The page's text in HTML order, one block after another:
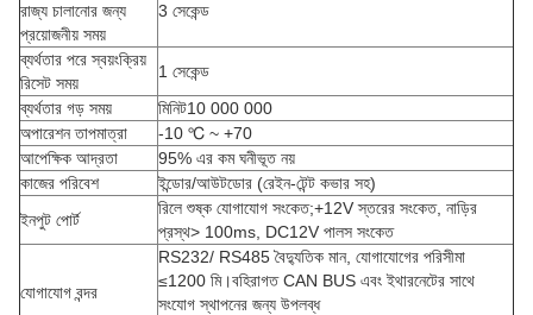
রাজ্য চালানোর জন্য
প্রয়োজনীয় সময়
3 সেকেন্ড
ব্যর্থতার পরে স্বয়ংক্রিয়
রিসেট সময়
1 সেকেন্ড
ব্যর্থতার গড় সময়
মিনিট10 000 000
অপারেশন তাপমাত্রা
-10 ℃ ~ +70
আপেক্ষিক আদ্রতা
95% এর কম ঘনীভূত নয়
কাজের পরিবেশ
ইন্ডোর/আউটডোর (রেইন-টেন্ট কভার সহ)
ইনপুট পোর্ট
রিলে শুষ্ক যোগাযোগ সংকেত;+12V স্তরের সংকেত, নাড়ির
প্রস্থ> 100ms, DC12V পালস সংকেত
যোগাযোগ বন্দর
RS232/ RS485 বৈদ্যুতিক মান, যোগাযোগের পরিসীমা
≤1200 মি।বহিরাগত CAN BUS এবং ইথারনেটের সাথে
সংযোগ স্থাপনের জন্য উপলব্ধ